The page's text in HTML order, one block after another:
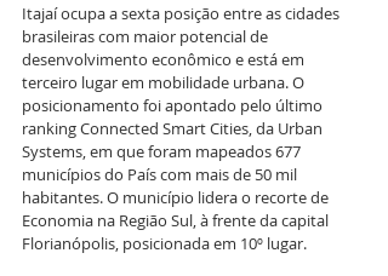
Itajaí ocupa a sexta posição entre as cidades
brasileiras com maior potencial de
desenvolvimento econômico e está em
terceiro lugar em mobilidade urbana. O
posicionamento foi apontado pelo último
ranking Connected Smart Cities, da Urban
Systems, em que foram mapeados 677
municípios do País com mais de 50 mil
habitantes. O município lidera o recorte de
Economia na Região Sul, à frente da capital
Florianópolis, posicionada em 10º lugar.